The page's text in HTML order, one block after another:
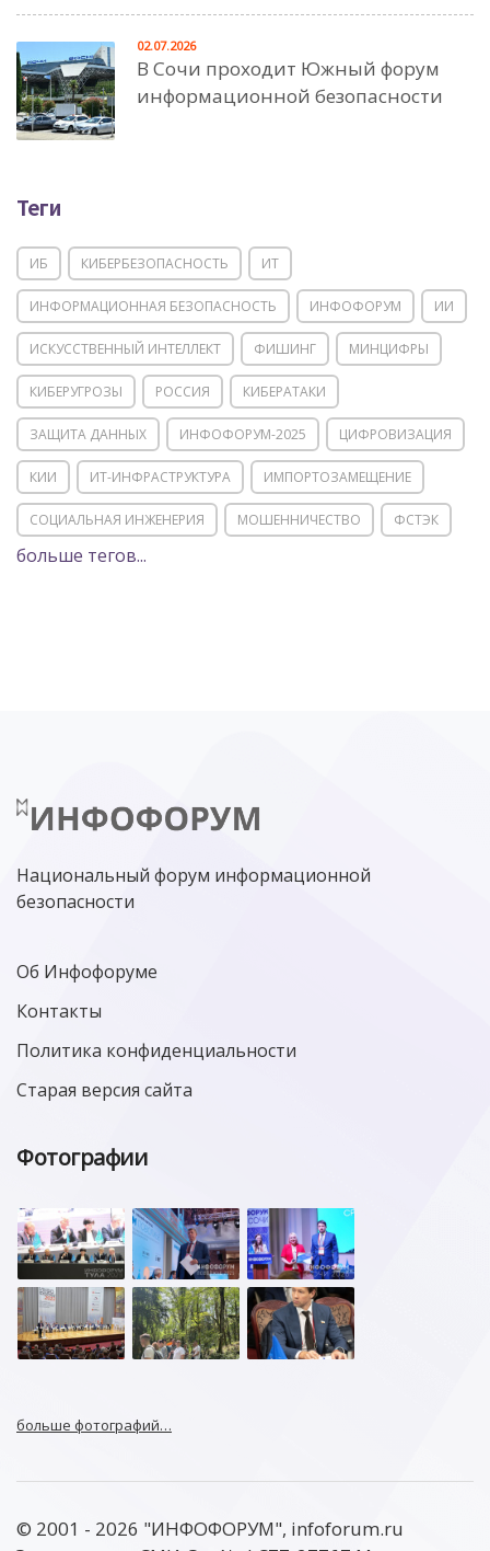
В Сочи проходит Южный форум
информационной безопасности
02.07.2026
Теги
ИБ КИБЕРБЕЗОПАСНОСТЬ ИТ
ИНФОРМАЦИОННАЯ БЕЗОПАСНОСТЬ ИНФОФОРУМ ИИ
ИСКУССТВЕННЫЙ ИНТЕЛЛЕКТ ФИШИНГ МИНЦИФРЫ
КИБЕРУГРОЗЫ РОССИЯ КИБЕРАТАКИ
ЗАЩИТА ДАННЫХ ИНФОФОРУМ-2025 ЦИФРОВИЗАЦИЯ
КИИ ИТ-ИНФРАСТРУКТУРА ИМПОРТОЗАМЕЩЕНИЕ
СОЦИАЛЬНАЯ ИНЖЕНЕРИЯ МОШЕННИЧЕСТВО ФСТЭК
POSITIVE TECHNOLOGIES
МИНЦИФРЫ РОССИИ NGFW
больше тегов...
Национальный форум информационной
безопасности
Об Инфофоруме
Контакты
Политика конфиденциальности
Старая версия сайта
Фотографии
больше фотографий…
© 2001 - 2026 "ИНФОФОРУМ", infoforum.ru